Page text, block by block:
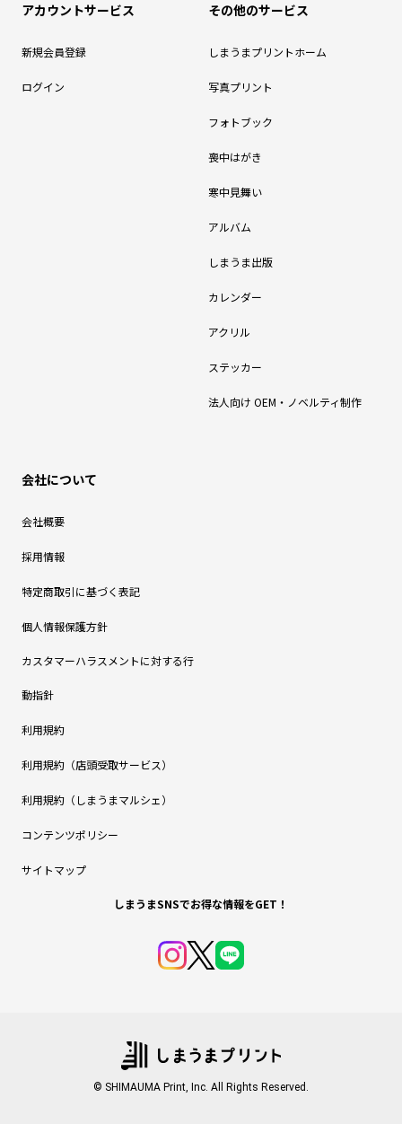
アカウントサービス
新規会員登録
ログイン
その他のサービス
しまうまプリントホーム
写真プリント
フォトブック
喪中はがき
寒中見舞い
アルバム
しまうま出版
カレンダー
アクリル
ステッカー
法人向け OEM・ノベルティ制作
会社について
会社概要
採用情報
特定商取引に基づく表記
個人情報保護方針
カスタマーハラスメントに対する行
動指針
利用規約
利用規約（店頭受取サービス）
利用規約（しまうまマルシェ）
コンテンツポリシー
サイトマップ
しまうまSNSでお得な情報をGET！
© SHIMAUMA Print, Inc. All Rights Reserved.